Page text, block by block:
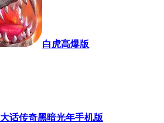
白虎高爆版
大话传奇黑暗光年手机版